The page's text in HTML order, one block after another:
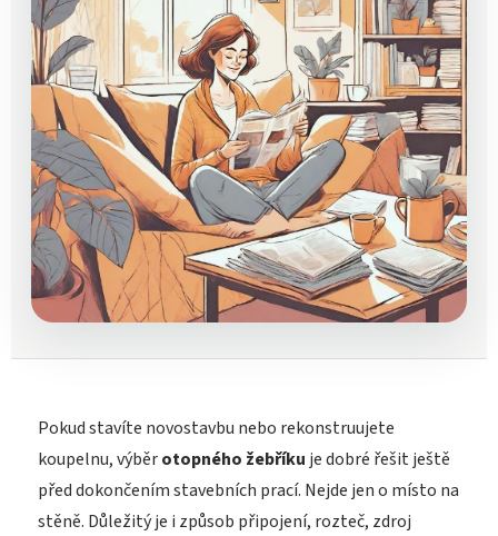
Pokud stavíte novostavbu nebo rekonstruujete
koupelnu, výběrotopného žebříkuje dobré řešit ještě
před dokončením stavebních prací. Nejde jen o místo na
stěně. Důležitý je i způsob připojení, rozteč, zdroj